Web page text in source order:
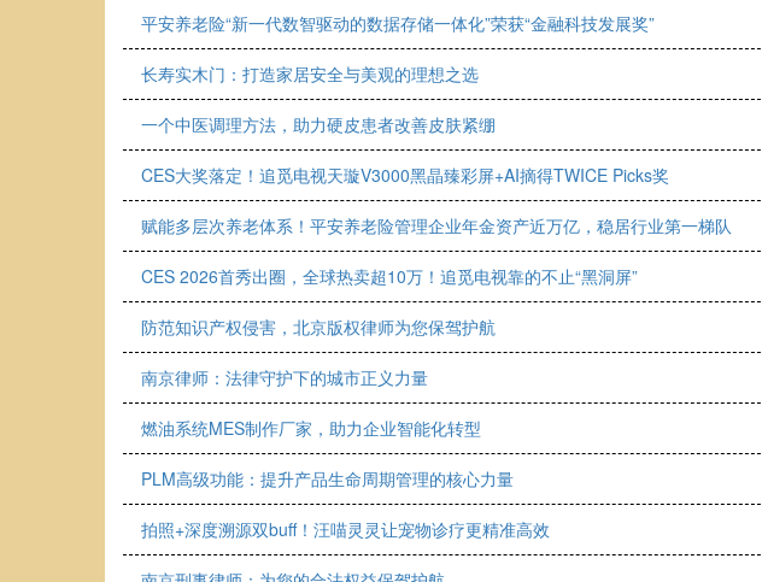
平安养老险“新一代数智驱动的数据存储一体化”荣获“金融科技发展奖”
长寿实木门：打造家居安全与美观的理想之选
一个中医调理方法，助力硬皮患者改善皮肤紧绷
CES大奖落定！追觅电视天璇V3000黑晶臻彩屏+AI摘得TWICE Picks奖
赋能多层次养老体系！平安养老险管理企业年金资产近万亿，稳居行业第一梯队
CES 2026首秀出圈，全球热卖超10万！追觅电视靠的不止“黑洞屏”
防范知识产权侵害，北京版权律师为您保驾护航
南京律师：法律守护下的城市正义力量
燃油系统MES制作厂家，助力企业智能化转型
PLM高级功能：提升产品生命周期管理的核心力量
拍照+深度溯源双buff！汪喵灵灵让宠物诊疗更精准高效